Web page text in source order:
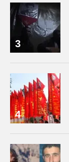
3
4